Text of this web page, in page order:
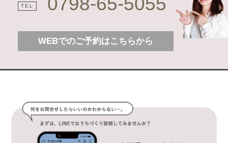
TEL
WEBでのご予約はこちらから